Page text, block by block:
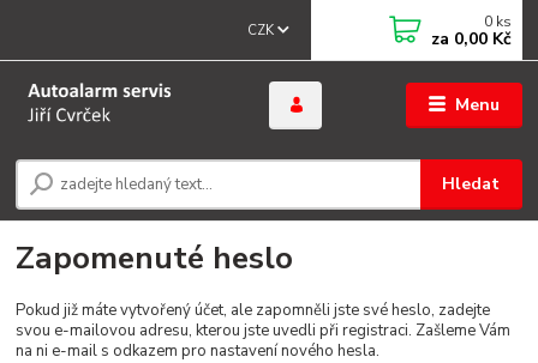
Menu
CZK
Hledat
0 ks
za 0,00 Kč
Zapomenuté heslo
Pokud již máte vytvořený účet, ale zapomněli jste své heslo, zadejte
svou e-mailovou adresu, kterou jste uvedli při registraci. Zašleme Vám
na ni e-mail s odkazem pro nastavení nového hesla.